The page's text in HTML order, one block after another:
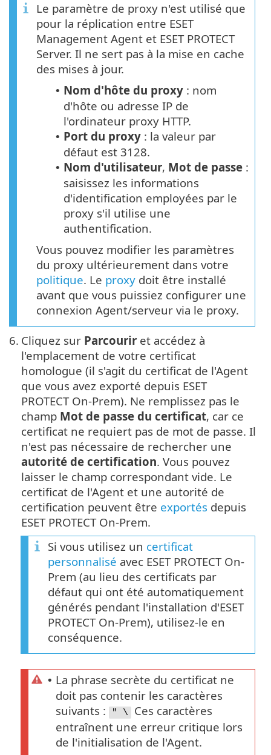
Le paramètre de proxy n'est utilisé que
pour la réplication entre ESET
Management Agent et ESET PROTECT
Server. Il ne sert pas à la mise en cache
des mises à jour.
• Nom d'hôte du proxy : nom
d'hôte ou adresse IP de
l'ordinateur proxy HTTP.
• Port du proxy : la valeur par
défaut est 3128.
• Nom d'utilisateur, Mot de passe :
saisissez les informations
d'identification employées par le
proxy s'il utilise une
authentification.
Vous pouvez modifier les paramètres
du proxy ultérieurement dans votre
politique. Le proxy doit être installé
avant que vous puissiez configurer une
connexion Agent/serveur via le proxy.
6. Cliquez sur Parcourir et accédez à
l'emplacement de votre certificat
homologue (il s'agit du certificat de l'Agent
que vous avez exporté depuis ESET
PROTECT On-Prem). Ne remplissez pas le
champ Mot de passe du certificat, car ce
certificat ne requiert pas de mot de passe. Il
n'est pas nécessaire de rechercher une
autorité de certification. Vous pouvez
laisser le champ correspondant vide. Le
certificat de l'Agent et une autorité de
certification peuvent être exportés depuis
ESET PROTECT On-Prem.
Si vous utilisez un certificat
personnalisé avec ESET PROTECT On-
Prem (au lieu des certificats par
défaut qui ont été automatiquement
générés pendant l'installation d'ESET
PROTECT On-Prem), utilisez-le en
conséquence.
• La phrase secrète du certificat ne
doit pas contenir les caractères
suivants :
" \
Ces caractères
entraînent une erreur critique lors
de l'initialisation de l'Agent.